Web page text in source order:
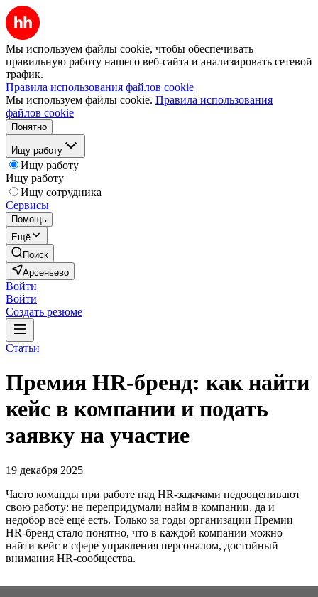
Мы используем файлы cookie, чтобы обеспечивать
правильную работу нашего веб-сайта и анализировать сетевой
трафик.
Правила использования файлов cookie
Мы используем файлы cookie. Правила использования
файлов cookie
Понятно
Ищу работу
Ищу работу
Ищу работу
Ищу сотрудника
Сервисы
Помощь
Ещё
Поиск
Арсеньево
Войти
Войти
Создать резюме
Статьи
Премия HR-бренд: как найти
кейс в компании и подать
заявку на участие
19 декабря 2025
Часто команды при работе над HR-задачами недооценивают
свою работу: не перепридумали найм в компании, да и
недобор всё ещё есть. Только за годы организации Премии
HR-бренд стало понятно, что в каждой компании можно
найти кейс в сфере управления персоналом, достойный
внимания HR-сообщества.